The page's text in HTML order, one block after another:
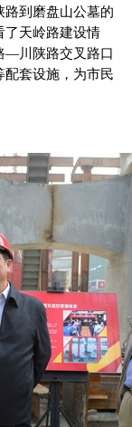
路到磨盘山公墓的
了天岭路建设情
—川陕路交叉路口
套设施，为市民